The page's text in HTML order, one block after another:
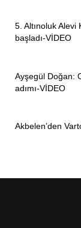
5. Altınoluk
başladı-VİDEO
Ayşegül Doğan:
adımı-VİDEO
Akbelen’den